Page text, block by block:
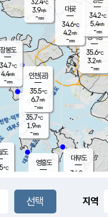
풍도
무의도
35.7℃
1.9m/s
-mm
영흥도
도
℃
장봉도
34.7℃
4.4m/s
-mm
대부도
34.0
경서동
35.6℃
3.2m/s
-mm
대곶
34.6℃
4.2m/s
-mm
34.2℃
5.4m/s
-mm
32.4℃
3.9m/s
-mm
인천(공)
35.5℃
6.7m/s
-mm
지역